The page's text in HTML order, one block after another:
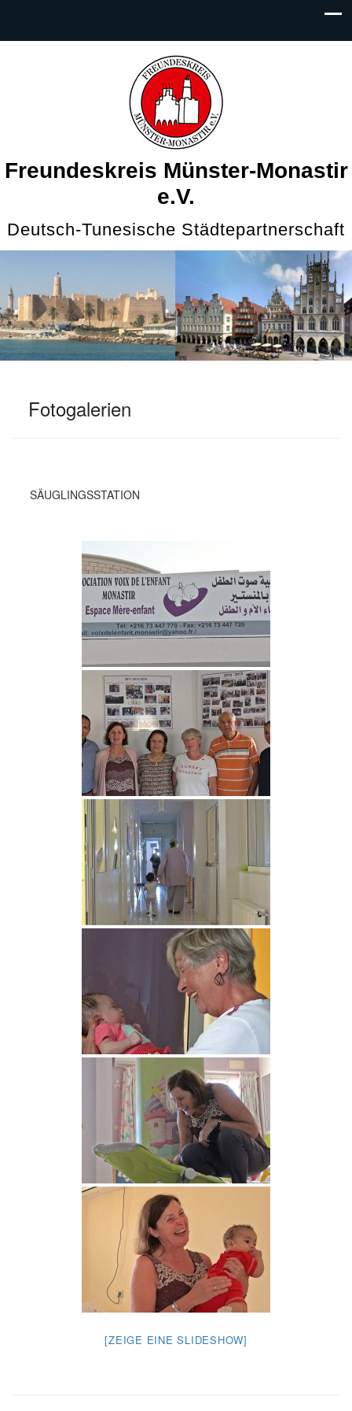
Freundeskreis Münster-Monastir
e.V.
Deutsch-Tunesische Städtepartnerschaft
Fotogalerien
SÄUGLINGSSTATION
[ZEIGE EINE SLIDESHOW]